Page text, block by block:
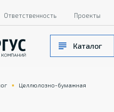
Каталог
Ответственность Проекты
Целлюлозно-бумажная